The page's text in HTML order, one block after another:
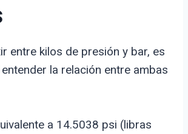
entre kilos de presión y bar, es
la relación entre ambas
a 14.5038 psi (libras